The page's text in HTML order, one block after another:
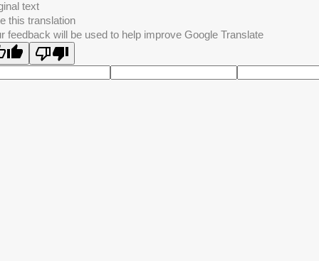
text
this translation
feedback will be used to help improve Google Translate